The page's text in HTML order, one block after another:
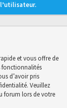
et vous offre de
fonctionnalités
d’avoir pris
Veuillez
forum lors de votre